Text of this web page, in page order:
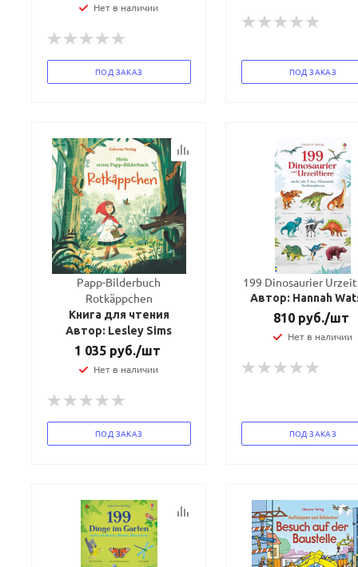
Нет в наличии
ПОД ЗАКАЗ ПОД ЗАКАЗ
Papp-Bilderbuch
Rotkäppchen
Книга для чтения
Автор: Lesley Sims
1 035руб./шт
Нет в наличии
ПОД ЗАКАЗ
199 Dinosaurier
Автор: Hannah
810руб./шт
Нет в наличии
ПОД ЗАКАЗ